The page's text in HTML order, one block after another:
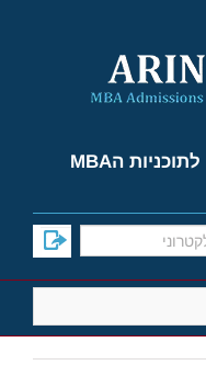
למד על אפשרויות הקבלה לתוכניות הMBA